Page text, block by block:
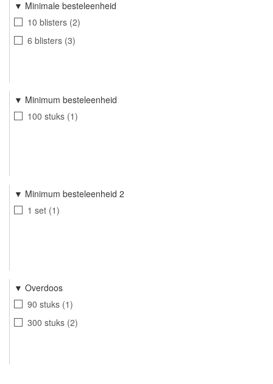
Minimale besteleenheid
10 blisters 2
6 blisters 3
Minimum besteleenheid
100 stuks 1
Minimum besteleenheid 2
1 set 1
Overdoos
90 stuks 1
300 stuks 2